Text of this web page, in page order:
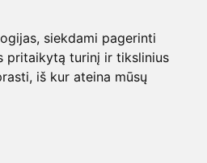
siekdami pagerinti
pritaikytą turinį ir tikslinius
iš kur ateina mūsų
tikslais. Norint minimus